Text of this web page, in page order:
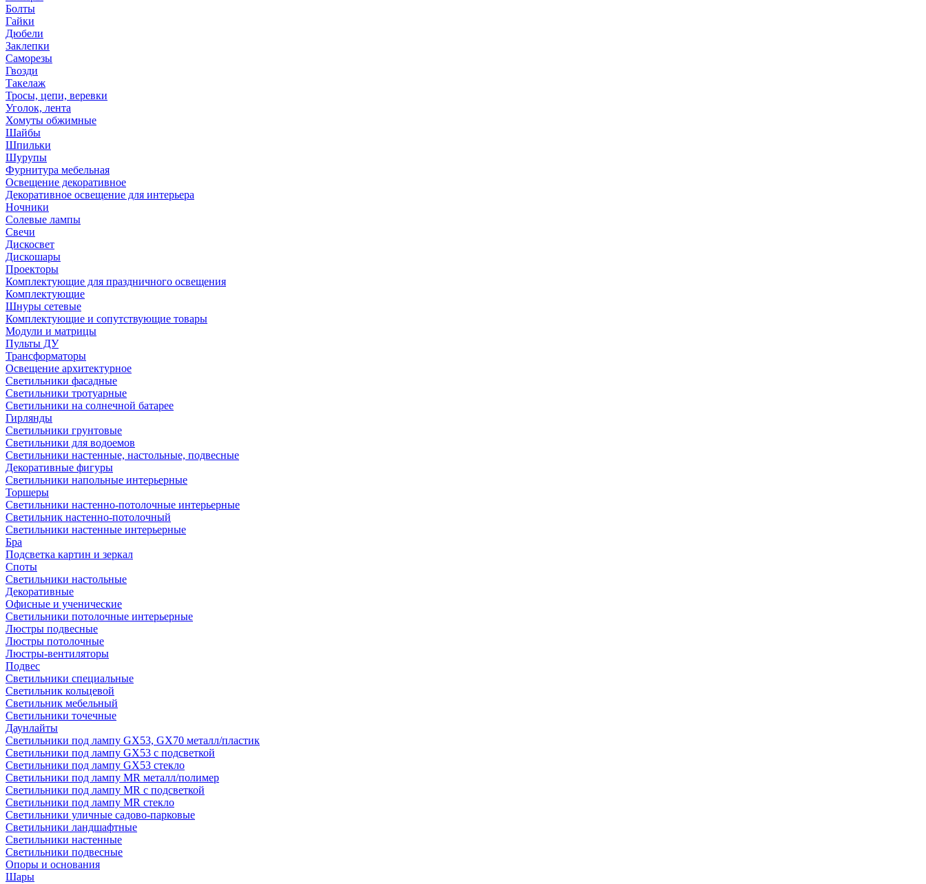
Болты
Гайки
Дюбели
Заклепки
Саморезы
Гвозди
Такелаж
Тросы, цепи, веревки
Уголок, лента
Хомуты обжимные
Шайбы
Шпильки
Шурупы
Фурнитура мебельная
Освещение декоративное
Декоративное освещение для интерьера
Ночники
Солевые лампы
Свечи
Дискосвет
Дискошары
Проекторы
Комплектующие для праздничного освещения
Комплектующие
Шнуры сетевые
Комплектующие и сопутствующие товары
Модули и матрицы
Пульты ДУ
Трансформаторы
Освещение архитектурное
Светильники фасадные
Светильники тротуарные
Светильники на солнечной батарее
Гирлянды
Светильники грунтовые
Светильники для водоемов
Светильники настенные, настольные, подвесные
Декоративные фигуры
Светильники напольные интерьерные
Торшеры
Светильники настенно-потолочные интерьерные
Светильник настенно-потолочный
Светильники настенные интерьерные
Бра
Подсветка картин и зеркал
Споты
Светильники настольные
Декоративные
Офисные и ученические
Светильники потолочные интерьерные
Люстры подвесные
Люстры потолочные
Люстры-вентиляторы
Подвес
Светильники специальные
Светильник кольцевой
Светильник мебельный
Светильники точечные
Даунлайты
Светильники под лампу GX53, GX70 металл/пластик
Светильники под лампу GX53 с подсветкой
Светильники под лампу GX53 стекло
Светильники под лампу MR металл/полимер
Светильники под лампу MR с подсветкой
Светильники под лампу MR стекло
Светильники уличные садово-парковые
Светильники ландшафтные
Светильники настенные
Светильники подвесные
Опоры и основания
Шары